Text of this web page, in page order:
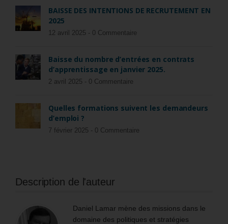
BAISSE DES INTENTIONS DE RECRUTEMENT EN
2025
12 avril 2025 - 0 Commentaire
Baisse du nombre d’entrées en contrats
d’apprentissage en janvier 2025.
2 avril 2025 - 0 Commentaire
Quelles formations suivent les demandeurs
d’emploi ?
7 février 2025 - 0 Commentaire
Description de l'auteur
Daniel Lamar mène des missions dans le
domaine des politiques et stratégies